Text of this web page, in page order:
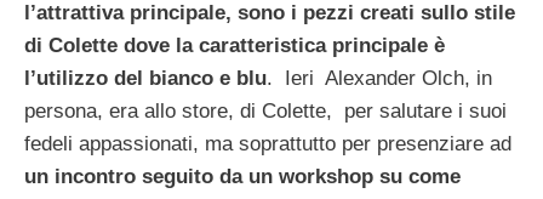
l’attrattiva principale, sono i pezzi creati sullo stile
di Colette dove la caratteristica principale è
l’utilizzo del bianco e blu. Ieri Alexander Olch, in
persona, era allo store, di Colette, per salutare i suoi
fedeli appassionati, ma soprattutto per presenziare ad
un incontro seguito da un workshop su come